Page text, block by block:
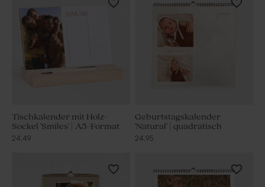
Tischkalender mit Holz-
Sockel 'Smiles' | A5-Format
24,49
Geburtstagskalender
'Natural' | quadratisch
24,95